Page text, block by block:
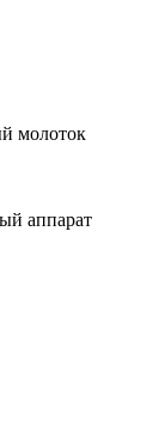
молоток
аппарат